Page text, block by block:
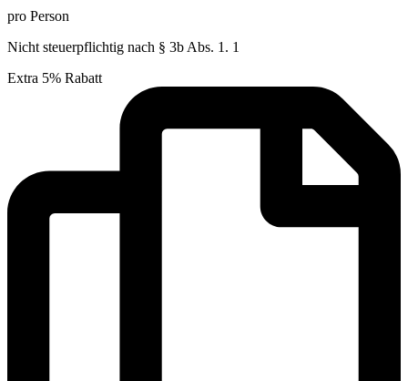
war:
pro Person
Nicht steuerpflichtig nach § 3b Abs. 1. 1
Extra 5% Rabatt